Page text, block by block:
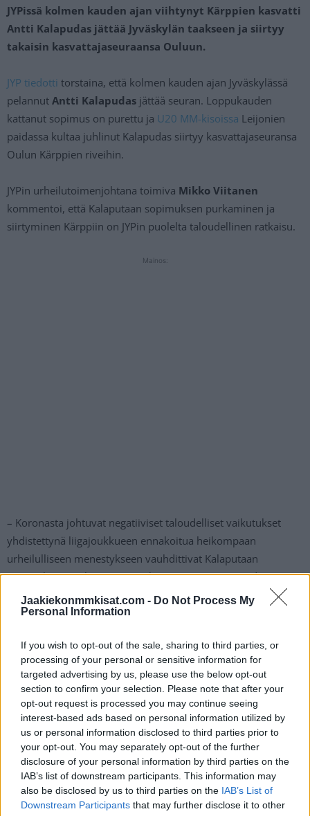
Jaakiekonmmkisat.com - Do Not Process My
Personal Information
If you wish to opt-out of the sale, sharing to third parties, or
processing of your personal or sensitive information for
targeted advertising by us, please use the below opt-out
section to confirm your selection. Please note that after your
opt-out request is processed you may continue seeing
interest-based ads based on personal information utilized by
us or personal information disclosed to third parties prior to
your opt-out. You may separately opt-out of the further
disclosure of your personal information by third parties on the
IAB’s list of downstream participants. This information may
also be disclosed by us to third parties on the IAB’s List of
Downstream Participants that may further disclose it to other
JYPissä kolmen kauden ajan viihtynyt Kärppien kasvatti
Antti Kalapudas jättää Jyväskylän taakseen ja siirtyy
takaisin kasvattajaseuraansa Ouluun.
JYP tiedotti torstaina, että kolmen kauden ajan Jyväskylässä
pelannut Antti Kalapudas jättää seuran. Loppukauden
kattanut sopimus on purettu ja U20 MM-kisoissa Leijonien
paidassa kultaa juhlinut Kalapudas siirtyy kasvattajaseuransa
Oulun Kärppien riveihin.
JYPin urheilutoimenjohtana toimiva Mikko Viitanen
kommentoi, että Kalaputaan sopimuksen purkaminen ja
siirtyminen Kärppiin on JYPin puolelta taloudellinen ratkaisu.
Mainos:
– Koronasta johtuvat negatiiviset taloudelliset vaikutukset
yhdistettynä liigajoukkueen ennakoitua heikompaan
urheilulliseen menestykseen vauhdittivat Kalaputaan
sopimuksen purkua, Viitanen kommenotoi JYPin tiedotteessa.
Kärppien oman kasvatin uusi sopimus kattaa loppukauden
vuoteen 2023 saakka.
Edellinen artikkeli Seuraava artikkeli